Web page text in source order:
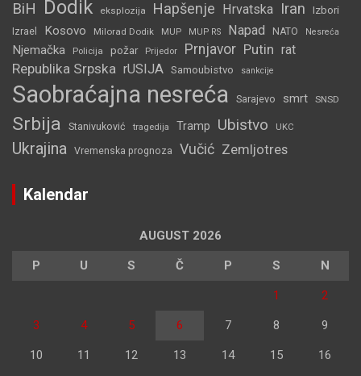
BiH Dodik eksplozija Hapšenje Hrvatska Iran Izbori
Izrael Kosovo Milorad Dodik MUP MUP RS Napad NATO Nesreća
Njemačka Policija požar Prijedor Prnjavor Putin rat
Republika Srpska rUSIJA Samoubistvo sankcije
Saobraćajna nesreća Sarajevo smrt SNSD
Srbija Stanivuković tragedija Tramp Ubistvo UKC
Ukrajina Vremenska prognoza Vučić Zemljotres
Kalendar
AUGUST 2026
P U S Č P S N
1 2
3 4 5 6 7 8 9
10 11 12 13 14 15 16